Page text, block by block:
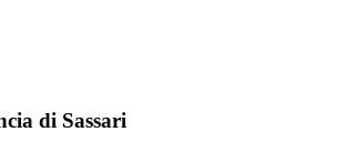
di Sassari